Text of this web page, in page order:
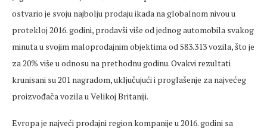
ostvario je svoju najbolju prodaju ikada na globalnom nivou u
protekloj 2016. godini, prodavši više od jednog automobila svakog
minuta u svojim maloprodajnim objektima od 583.313 vozila, što je
za 20% više u odnosu na prethodnu godinu. Ovakvi rezultati
krunisani su 201 nagradom, uključujući i proglašenje za najvećeg
proizvođača vozila u Velikoj Britaniji.
Evropa je najveći prodajni region kompanije u 2016. godini sa